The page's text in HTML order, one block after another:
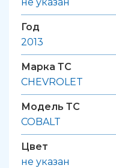
Год
2013
Марка ТС
CHEVROLET
Модель ТС
COBALT
Цвет
не указан